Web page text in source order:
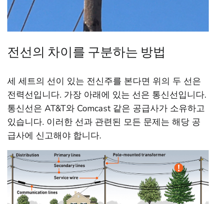
전선의 차이를 구분하는 방법
세 세트의 선이 있는 전신주를 본다면 위의 두 선은
전력선입니다. 가장 아래에 있는 선은 통신선입니다.
통신선은 AT&T와 Comcast 같은 공급사가 소유하고
있습니다. 이러한 선과 관련된 모든 문제는 해당 공
급사에 신고해야 합니다.